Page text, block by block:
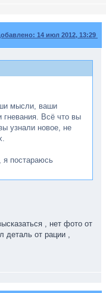
14 июл 2012, 13:29
мысли, ваши
Всё что вы
узнали новое, не
я постараюсь
, нет фото от
от рации ,